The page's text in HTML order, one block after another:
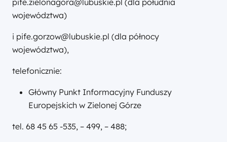
pife.zielonagora@lubuskie.pl (dla południa
województwa)
i pife.gorzow@lubuskie.pl (dla północy
województwa),
telefonicznie:
Główny Punkt Informacyjny Funduszy
Europejskich w Zielonej Górze
tel. 68 45 65 -535, – 499, – 488;